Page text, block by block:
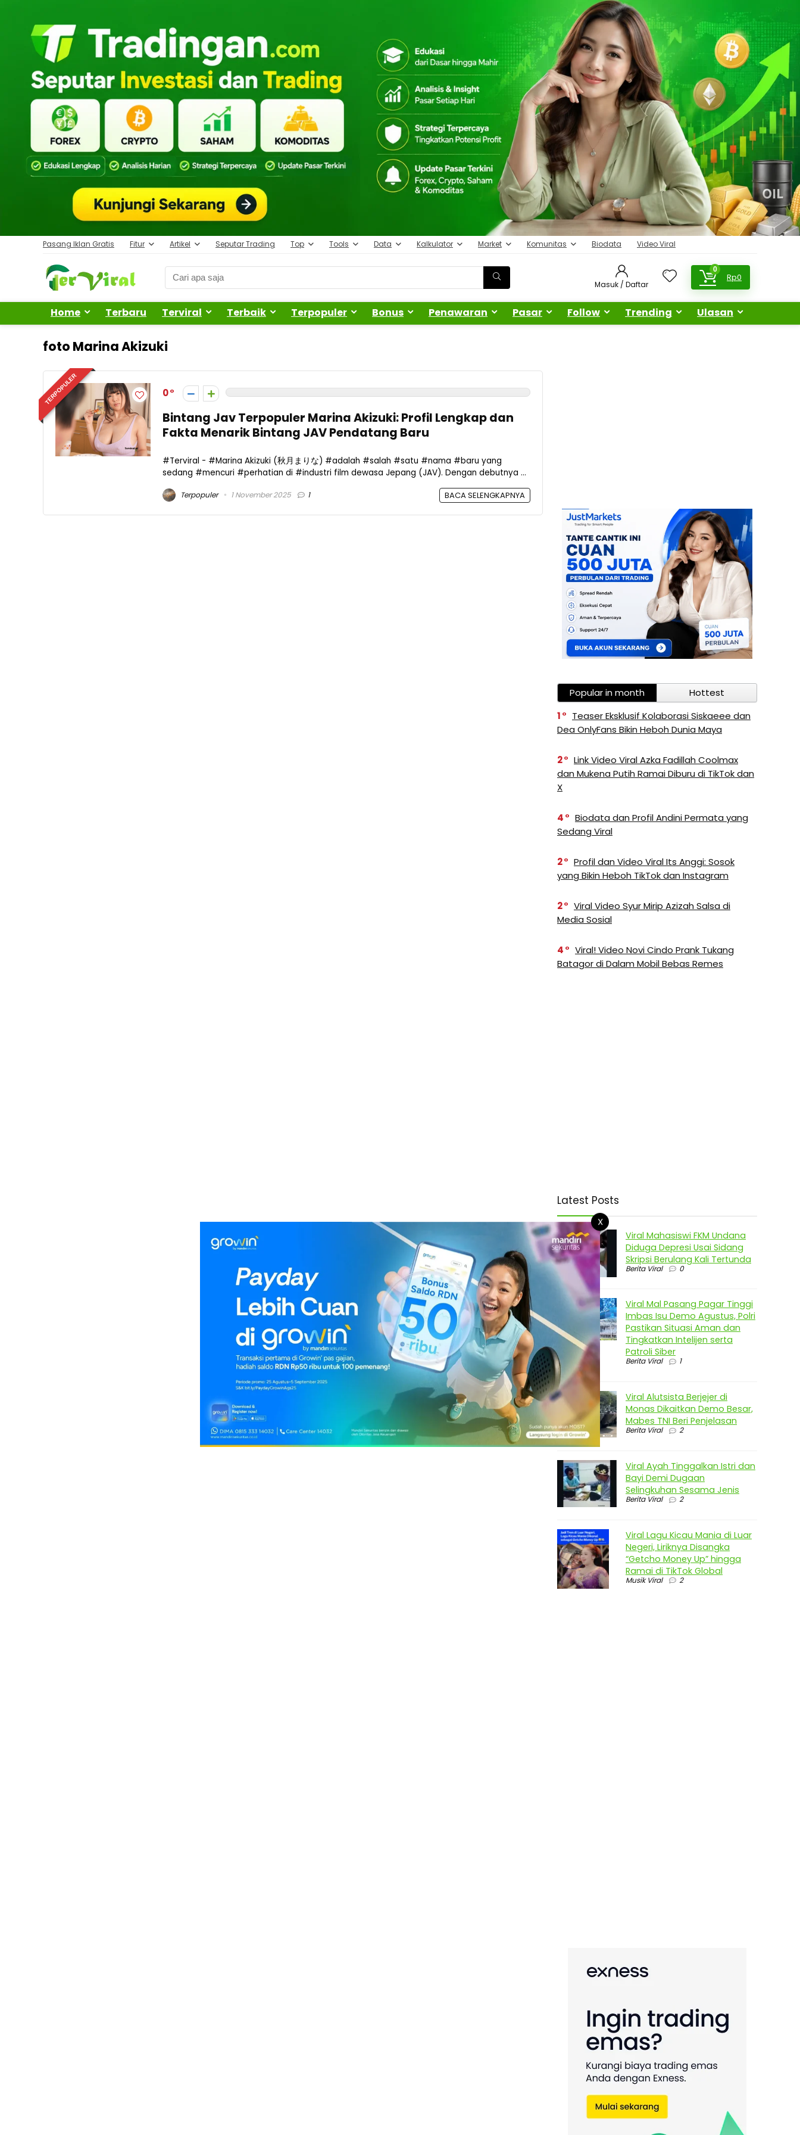
Pasang Iklan Gratis Fitur Artikel Seputar Trading Top Tools Data Kalkulator Market Komunitas Biodata Video Viral
Masuk / Daftar
0
Rp0
Home Terbaru Terviral Terbaik Terpopuler Bonus Penawaran Pasar Follow Trending Ulasan
foto Marina Akizuki
TERPOPULER 0
Bintang Jav Terpopuler Marina Akizuki: Profil Lengkap dan
Fakta Menarik Bintang JAV Pendatang Baru
#Terviral - #Marina Akizuki (秋月まりな) #adalah #salah #satu #nama #baru yang
sedang #mencuri #perhatian di #industri film dewasa Jepang (JAV). Dengan debutnya ...
Terpopuler 1 November 2025 1 BACA SELENGKAPNYA
Popular in month
Hottest
1
Teaser Eksklusif Kolaborasi Siskaeee dan
Dea OnlyFans Bikin Heboh Dunia Maya
2
Link Video Viral Azka Fadillah Coolmax
dan Mukena Putih Ramai Diburu di TikTok dan
X
4
Biodata dan Profil Andini Permata yang
Sedang Viral
2
Profil dan Video Viral Its Anggi: Sosok
yang Bikin Heboh TikTok dan Instagram
2
Viral Video Syur Mirip Azizah Salsa di
Media Sosial
4
Viral! Video Novi Cindo Prank Tukang
Batagor di Dalam Mobil Bebas Remes
Latest Posts
Viral Mahasiswi FKM Undana
Diduga Depresi Usai Sidang
Skripsi Berulang Kali Tertunda
Berita Viral 0
Viral Mal Pasang Pagar Tinggi
Imbas Isu Demo Agustus, Polri
Pastikan Situasi Aman dan
Tingkatkan Intelijen serta
Patroli Siber
Berita Viral 1
Viral Alutsista Berjejer di
Monas Dikaitkan Demo Besar,
Mabes TNI Beri Penjelasan
Berita Viral 2
Viral Ayah Tinggalkan Istri dan
Bayi Demi Dugaan
Selingkuhan Sesama Jenis
Berita Viral 2
Viral Lagu Kicau Mania di Luar
Negeri, Liriknya Disangka
“Getcho Money Up” hingga
Ramai di TikTok Global
Musik Viral 2
X